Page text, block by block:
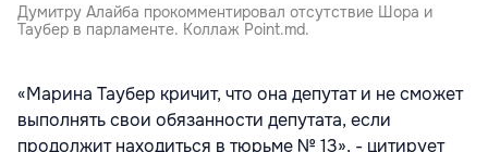
Думитру Алайба прокомментировал отсутствие Шора и
Таубер в парламенте. Коллаж Point.md.
«Марина Таубер кричит, что она депутат и не сможет
выполнять свои обязанности депутата, если
продолжит находиться в тюрьме № 13», - цитирует